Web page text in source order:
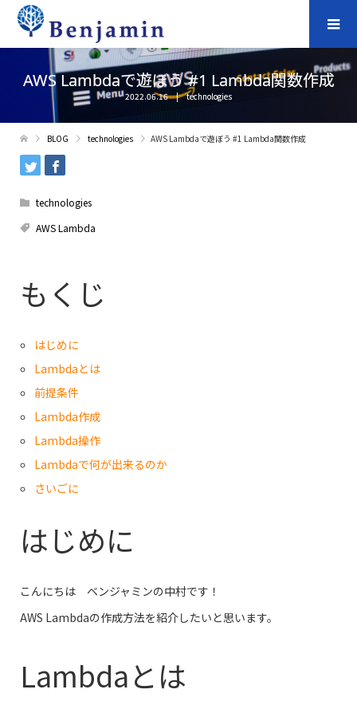
AWS Lambdaで遊ぼう #1 Lambda関数作成
2022.06.16 technologies
BLOG technologies AWS Lambdaで遊ぼう #1 Lambda関数作成
technologies
AWS Lambda
もくじ
はじめに
Lambdaとは
前提条件
Lambda作成
Lambda操作
Lambdaで何が出来るのか
さいごに
はじめに
こんにちは ベンジャミンの中村です！
AWS Lambdaの作成方法を紹介したいと思います。
Lambdaとは